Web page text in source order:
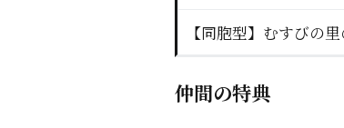
【同胞型】むすびの
仲間の特典